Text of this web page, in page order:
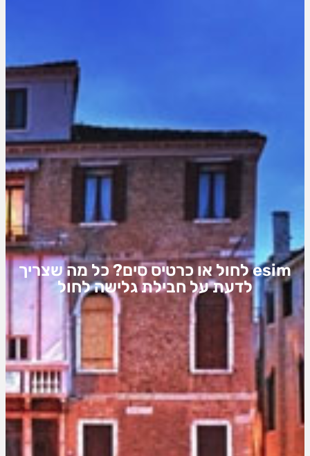
esim לחול או כרטיס סים? כל מה שצריך
לדעת על חבילת גלישה לחול